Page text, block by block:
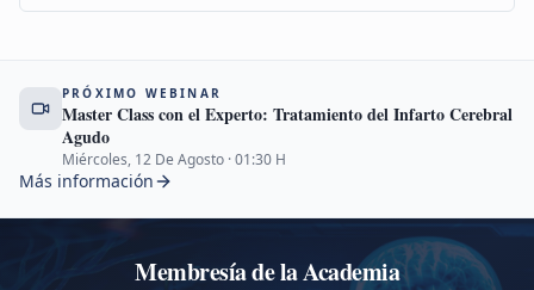
PRÓXIMO WEBINAR
Master Class con el Experto: Tratamiento del Infarto Cerebral
Agudo
Miércoles, 12 De Agosto ·01:30 H
Más información
Membresía de la Academia